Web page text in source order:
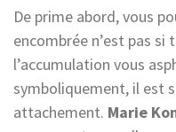
De prime abord, vous
encombrée n’est pas si
l’accumulation vous
symboliquement, il est
attachement. Marie